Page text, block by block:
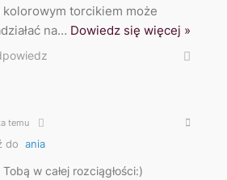
torcikiem może
na… Dowiedz się więcej »
temu
do ania
w całej rozciągłości:)